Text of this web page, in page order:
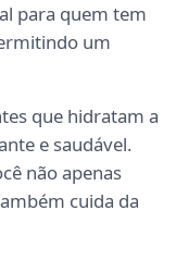
para quem tem
um
que hidratam a
e saudável.
não apenas
cuida da